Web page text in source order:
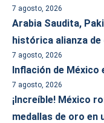
7 agosto, 2026
Arabia Saudita,
histórica alianza de
7 agosto, 2026
Inflación de México
7 agosto, 2026
¡Increíble! México
medallas de oro en